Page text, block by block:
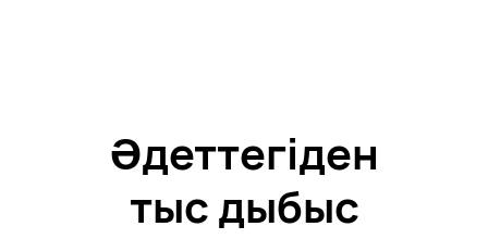
Әдеттегіден
тыс дыбыс